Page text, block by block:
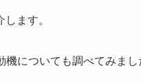
ます。
についても調べてみまし